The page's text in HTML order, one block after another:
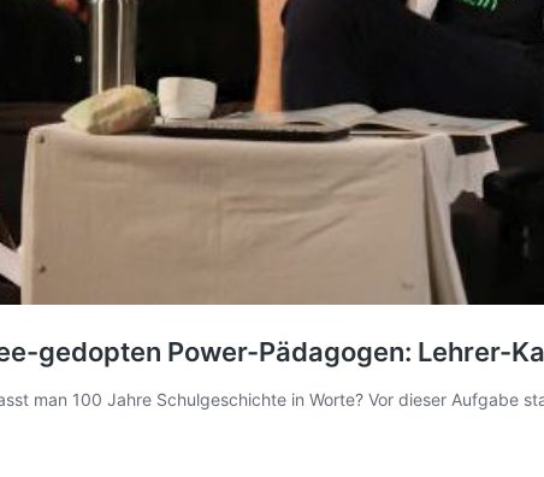
gedopten Power-Pädagogen: Lehrer-
man 100 Jahre Schulgeschichte in Worte? Vor dieser Aufgabe